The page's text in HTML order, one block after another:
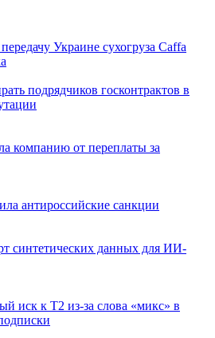
Украине сухогруза Caffa
подрядчиков госконтрактов в
компанию от переплаты за
антироссийские санкции
синтетических данных для ИИ-
иск к Т2 из-за слова «микс» в